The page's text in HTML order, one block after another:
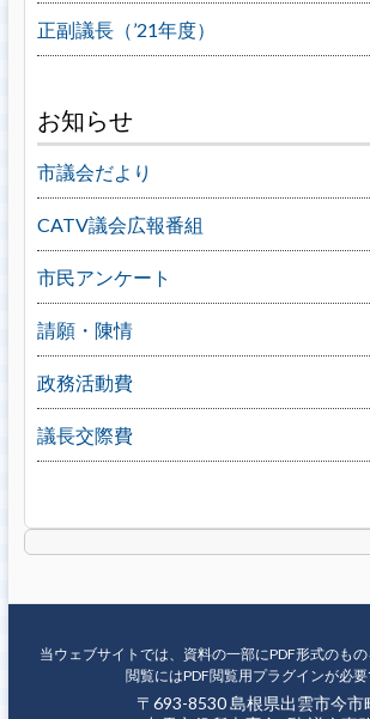
正副議長（’21年度）
お知らせ
市議会だより
CATV議会広報番組
市民アンケート
請願・陳情
政務活動費
議長交際費
当ウェブサイトでは、資料の一部にPDF形式のもの
閲覧にはPDF閲覧用プラグインが必要
〒693-8530 島根県出雲市今市